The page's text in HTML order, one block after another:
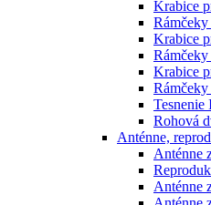
Krabice
Rámčeky
Krabice
Rámčeky
Krabice
Rámčeky
Tesnenie
Rohová
Anténne,
Anténne
Anténne